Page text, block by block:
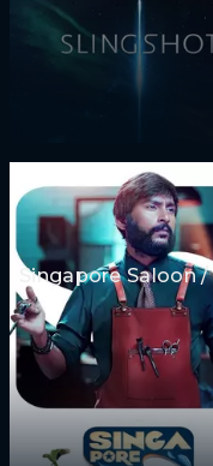
Singapore Saloon /